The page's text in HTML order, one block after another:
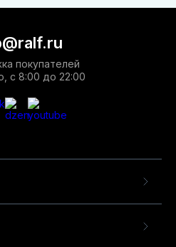
покупателей
с 8:00 до 22:00